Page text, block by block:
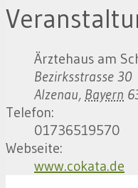
Ärztehaus am
Bezirksstrasse 30
Alzenau, Bayern
Telefon:
01736519570
Webseite:
www.cokata.de